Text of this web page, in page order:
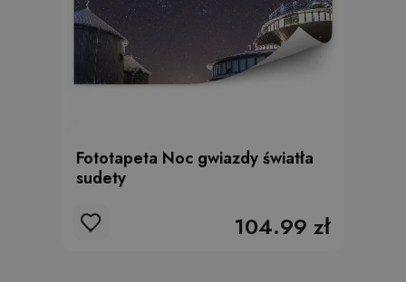
Fototapeta Noc gwiazdy światła
sudety
104.99 zł